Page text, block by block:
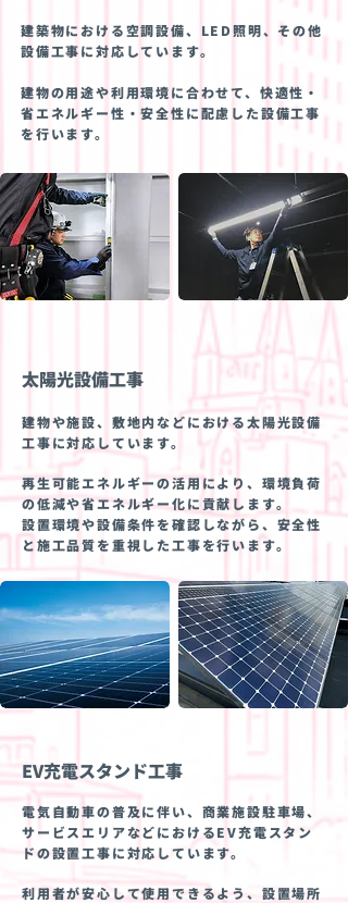
建築物における空調設備、LED照明、その他
設備工事に対応しています。
建物の用途や利用環境に合わせて、快適性​・
省エネルギー性・安全性に配慮した設備工事
を行います。
太陽光設備工事
建物や施設、敷地内などにおける太陽光設備
工事に対応しています。
再生可能エネルギーの活用により、環境負荷
の低減や省エネルギー化に貢献します。
設置環境や設備条件を確認しながら、安全性
と施工品質を重視した工事を行います。
EV充電スタンド工事
電気自動車の普及に伴い、商業施設駐車場、
サービスエリアなどにおけるEV充電スタン
ドの設置工事に対応しています。
利用者が安心して使用できるよう、設置場所